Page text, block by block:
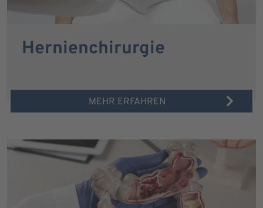
Hernienchirurgie
MEHR ERFAHREN